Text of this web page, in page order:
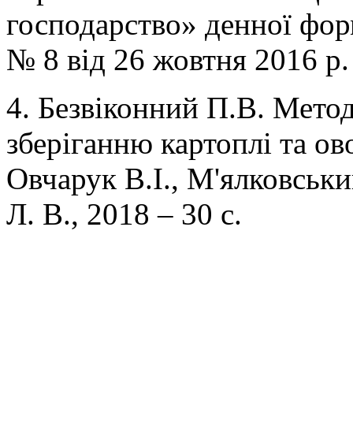
господарство» денної
№ 8 від 26 жовтня 2016 р.
4. Безвіконний П.В.
зберіганню картоплі та
Овчарук В.І.,
Л. В., 2018 – 30 с.